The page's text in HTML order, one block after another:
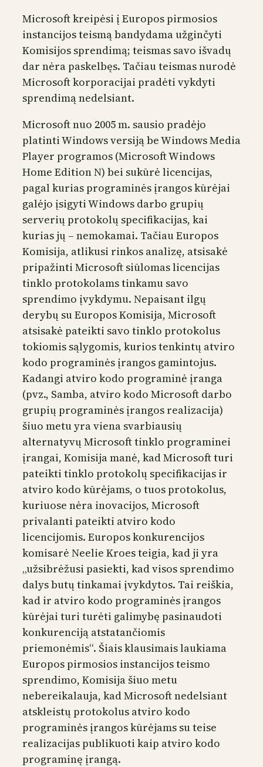
Microsoft kreipėsi į Europos pirmosios
instancijos teismą bandydama užginčyti
Komisijos sprendimą; teismas savo išvadų
dar nėra paskelbęs. Tačiau teismas nurodė
Microsoft korporacijai pradėti vykdyti
sprendimą nedelsiant.
Microsoft nuo 2005 m. sausio pradėjo
platinti Windows versiją be Windows Media
Player programos (Microsoft Windows
Home Edition N) bei sukūrė licencijas,
pagal kurias programinės įrangos kūrėjai
galėjo įsigyti Windows darbo grupių
serverių protokolų specifikacijas, kai
kurias jų – nemokamai. Tačiau Europos
Komisija, atlikusi rinkos analizę, atsisakė
pripažinti Microsoft siūlomas licencijas
tinklo protokolams tinkamu savo
sprendimo įvykdymu. Nepaisant ilgų
derybų su Europos Komisija, Microsoft
atsisakė pateikti savo tinklo protokolus
tokiomis sąlygomis, kurios tenkintų atviro
kodo programinės įrangos gamintojus.
Kadangi atviro kodo programinė įranga
(pvz., Samba, atviro kodo Microsoft darbo
grupių programinės įrangos realizacija)
šiuo metu yra viena svarbiausių
alternatyvų Microsoft tinklo programinei
įrangai, Komisija manė, kad Microsoft turi
pateikti tinklo protokolų specifikacijas ir
atviro kodo kūrėjams, o tuos protokolus,
kuriuose nėra inovacijos, Microsoft
privalanti pateikti atviro kodo
licencijomis. Europos konkurencijos
komisarė Neelie Kroes teigia, kad ji yra
„užsibrėžusi pasiekti, kad visos sprendimo
dalys butų tinkamai įvykdytos. Tai reiškia,
kad ir atviro kodo programinės įrangos
kūrėjai turi turėti galimybę pasinaudoti
konkurenciją atstatančiomis
priemonėmis“. Šiais klausimais laukiama
Europos pirmosios instancijos teismo
sprendimo, Komisija šiuo metu
nebereikalauja, kad Microsoft nedelsiant
atskleistų protokolus atviro kodo
programinės įrangos kūrėjams su teise
realizacijas publikuoti kaip atviro kodo
programinę įrangą.